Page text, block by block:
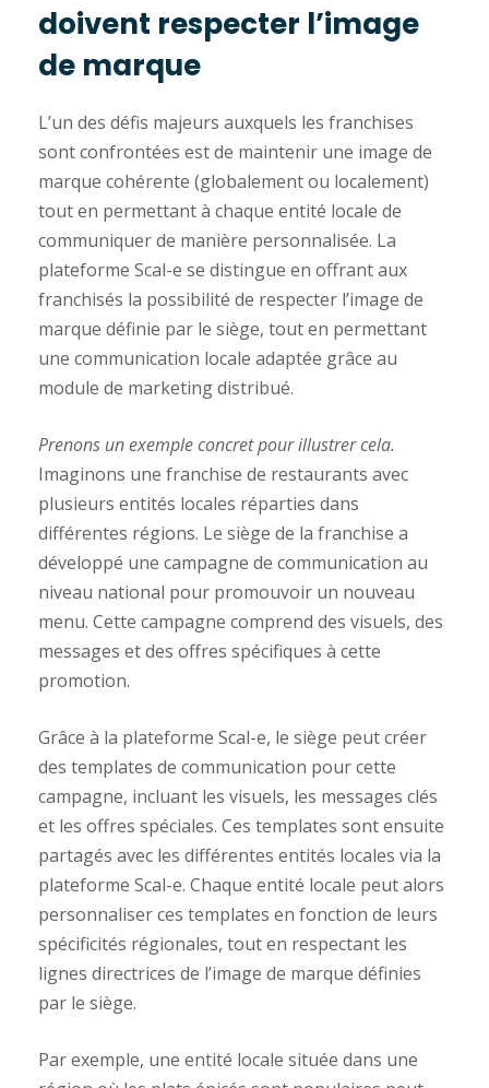
doivent respecter l’image
de marque
L’un des défis majeurs auxquels les franchises
sont confrontées est de maintenir une image de
marque cohérente (globalement ou localement)
tout en permettant à chaque entité locale de
communiquer de manière personnalisée. La
plateforme Scal-e se distingue en offrant aux
franchisés la possibilité de respecter l’image de
marque définie par le siège, tout en permettant
une communication locale adaptée grâce au
module de marketing distribué.
Prenons un exemple concret pour illustrer cela.
Imaginons une franchise de restaurants avec
plusieurs entités locales réparties dans
différentes régions. Le siège de la franchise a
développé une campagne de communication au
niveau national pour promouvoir un nouveau
menu. Cette campagne comprend des visuels, des
messages et des offres spécifiques à cette
promotion.
Grâce à la plateforme Scal-e, le siège peut créer
des templates de communication pour cette
campagne, incluant les visuels, les messages clés
et les offres spéciales. Ces templates sont ensuite
partagés avec les différentes entités locales via la
plateforme Scal-e. Chaque entité locale peut alors
personnaliser ces templates en fonction de leurs
spécificités régionales, tout en respectant les
lignes directrices de l’image de marque définies
par le siège.
Par exemple, une entité locale située dans une